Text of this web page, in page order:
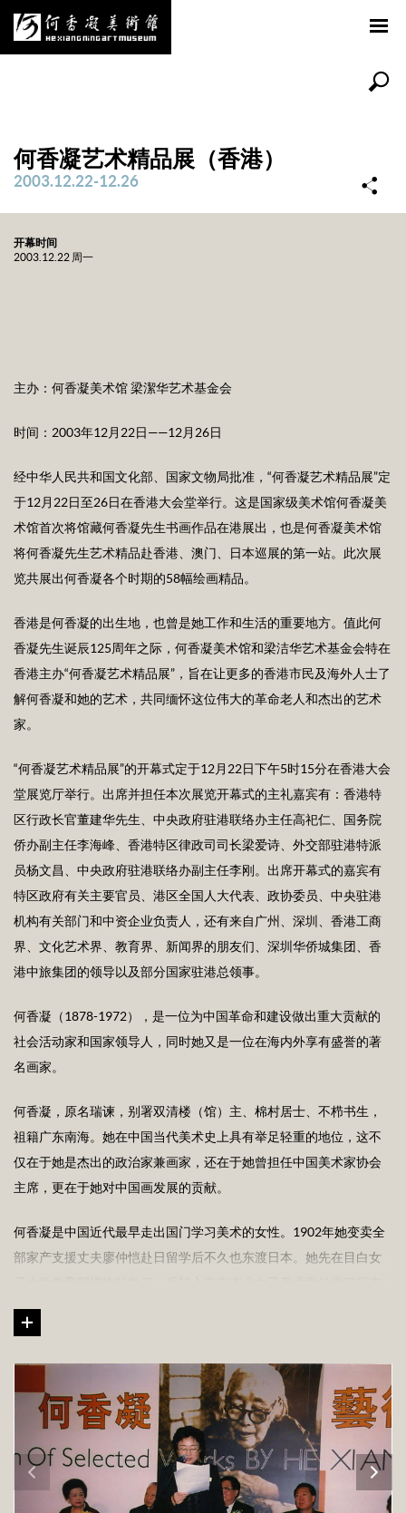
何香凝艺术精品展（香港）
2003.12.22-12.26
开幕时间
2003.12.22 周一
主办：何香凝美术馆 梁潔华艺术基金会
时间：2003年12月22日——12月26日
经中华人民共和国文化部、国家文物局批准，“何香凝艺术精品展”定
于12月22日至26日在香港大会堂举行。这是国家级美术馆何香凝美
术馆首次将馆藏何香凝先生书画作品在港展出，也是何香凝美术馆
将何香凝先生艺术精品赴香港、澳门、日本巡展的第一站。此次展
览共展出何香凝各个时期的58幅绘画精品。
香港是何香凝的出生地，也曾是她工作和生活的重要地方。值此何
香凝先生诞辰125周年之际，何香凝美术馆和梁洁华艺术基金会特在
香港主办“何香凝艺术精品展”，旨在让更多的香港市民及海外人士了
解何香凝和她的艺术，共同缅怀这位伟大的革命老人和杰出的艺术
家。
“何香凝艺术精品展”的开幕式定于12月22日下午5时15分在香港大会
堂展览厅举行。出席并担任本次展览开幕式的主礼嘉宾有：香港特
区行政长官董建华先生、中央政府驻港联络办主任高祀仁、国务院
侨办副主任李海峰、香港特区律政司司长梁爱诗、外交部驻港特派
员杨文昌、中央政府驻港联络办副主任李刚。出席开幕式的嘉宾有
特区政府有关主要官员、港区全国人大代表、政协委员、中央驻港
机构有关部门和中资企业负责人，还有来自广州、深圳、香港工商
界、文化艺术界、教育界、新闻界的朋友们、深圳华侨城集团、香
港中旅集团的领导以及部分国家驻港总领事。
何香凝（1878-1972），是一位为中国革命和建设做出重大贡献的
社会活动家和国家领导人，同时她又是一位在海内外享有盛誉的著
名画家。
何香凝，原名瑞谏，别署双清楼（馆）主、棉村居士、不栉书生，
祖籍广东南海。她在中国当代美术史上具有举足轻重的地位，这不
仅在于她是杰出的政治家兼画家，还在于她曾担任中国美术家协会
主席，更在于她对中国画发展的贡献。
何香凝是中国近代最早走出国门学习美术的女性。1902年她变卖全
部家产支援丈夫廖仲恺赴日留学后不久也东渡日本。她先在目白女
画。居留日本期间的何香凝常常以狮、虎的猛厉之气振奋国人，“国
魂招得睡狮醒，绝技金闺妙铸形。”唤醒中华民族这一睡狮，正是当
20年代以后，何香凝较多地画山水和松、竹、梅、菊，她以耐严
寒，拒风霜的花木，砥砺人们在政局动荡之时坚持正义和真理，在
强权压境时不懦弱、不丧节。何香凝与画家、诗人经享颐、柳亚
子、陈树人等人组织“寒之友社”，慷慨赋诗作画，同声相应，同气相
求。何香凝将一腔浩正之气托之丹青，传统的山水画、四君子图成